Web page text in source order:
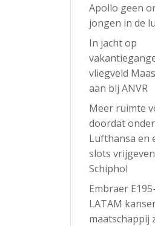
Apollo geen
jongen in de
In jacht op
vliegveld
aan bij ANVR
Meer ruimte
doordat
Lufthansa en
slots
Schiphol
Embraer
LATAM
maatschappij